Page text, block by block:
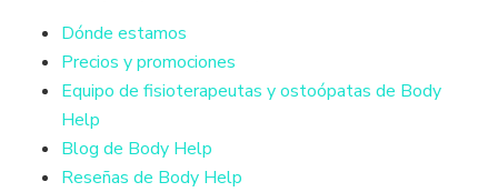
Dónde estamos
Precios y promociones
Equipo de fisioterapeutas y ostoópatas de Body
Help
Blog de Body Help
Reseñas de Body Help